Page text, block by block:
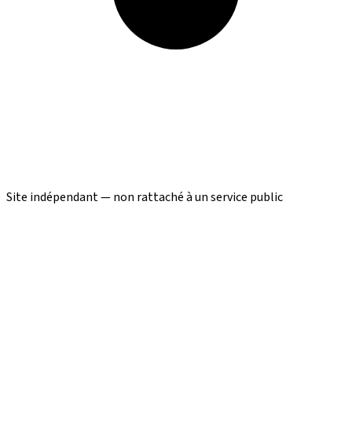
Site indépendant — non rattaché à un service public